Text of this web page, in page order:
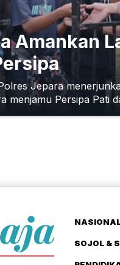
Amankan
Jepara
menjamu Persipa Pati
SOJOL &